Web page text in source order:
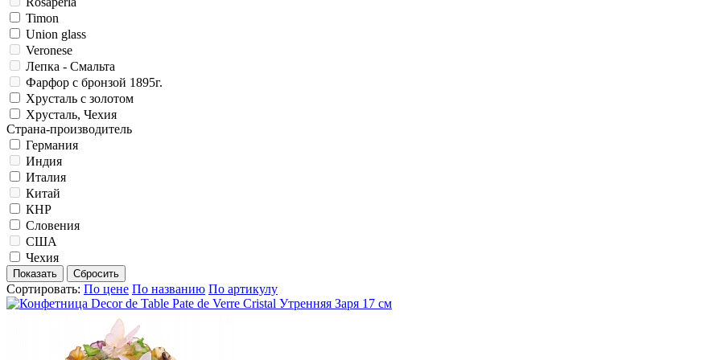
Timon
Union glass
Veronese
Лепка - Смальта
Фарфор с бронзой 1895г.
Хрусталь с золотом
Хрусталь, Чехия
Страна-производитель
Германия
Индия
Италия
Китай
КНР
Словения
США
Чехия
Сортировать: По цене По названию По артикулу